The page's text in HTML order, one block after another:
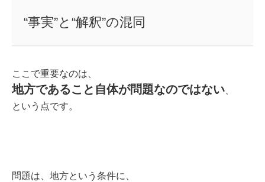
“事実”と“解釈”の混同
ここで重要なのは、
地方であること自体が問題なのではない
という点です。
問題は、地方という条件に、